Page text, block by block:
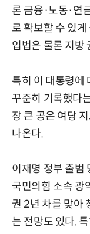
론 금융·노동·연
로 확보할 수 있
입법은 물론 지방
특히 이 대통령에
꾸준히 기록했다
장 큰 공은 여당
나온다.
이재명 정부 출범
국민의힘 소속 광
권 2년 차를 맞아
는 전망도 있다.